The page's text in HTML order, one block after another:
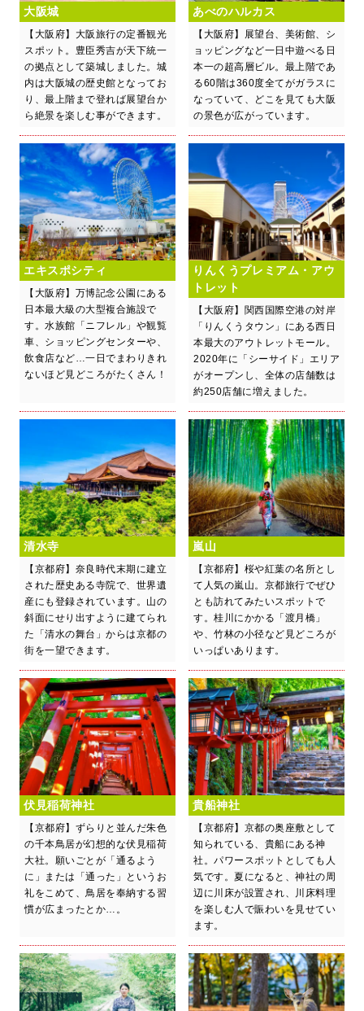
大阪城
【大阪府】大阪旅行の定番観光
スポット。豊臣秀吉が天下統一
の拠点として築城しました。城
内は大阪城の歴史館となってお
り、最上階まで登れば展望台か
ら絶景を楽しむ事ができます。
あべのハルカス
【大阪府】展望台、美術館、シ
ョッピングなど一日中遊べる日
本一の超高層ビル。最上階であ
る60階は360度全てがガラスに
なっていて、どこを見ても大阪
の景色が広がっています。
エキスポシティ
【大阪府】万博記念公園にある
日本最大級の大型複合施設で
す。水族館「ニフレル」や観覧
車、ショッピングセンターや、
飲食店など…一日でまわりきれ
ないほど見どころがたくさん！
りんくうプレミアム・アウ
トレット
【大阪府】関西国際空港の対岸
「りんくうタウン」にある西日
本最大のアウトレットモール。
2020年に「シーサイド」エリア
がオープンし、全体の店舗数は
約250店舗に増えました。
清水寺
【京都府】奈良時代末期に建立
された歴史ある寺院で、世界遺
産にも登録されています。山の
斜面にせり出すように建てられ
た「清水の舞台」からは京都の
街を一望できます。
嵐山
【京都府】桜や紅葉の名所とし
て人気の嵐山。京都旅行でぜひ
とも訪れてみたいスポットで
す。桂川にかかる「渡月橋」
や、竹林の小径など見どころが
いっぱいあります。
伏見稲荷神社
【京都府】ずらりと並んだ朱色
の千本鳥居が幻想的な伏見稲荷
大社。願いごとが「通るよう
に」または「通った」というお
礼をこめて、鳥居を奉納する習
慣が広まったとか…。
貴船神社
【京都府】京都の奥座敷として
知られている、貴船にある神
社。パワースポットとしても人
気です。夏になると、神社の周
辺に川床が設置され、川床料理
を楽しむ人で賑わいを見せてい
ます。